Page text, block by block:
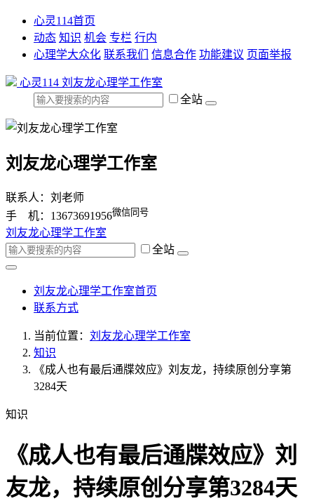
心灵114首页
动态 知识 机会 专栏 行内
心理学大众化 联系我们 信息合作 功能建议 页面举报
心灵114 刘友龙心理学工作室
全站
刘友龙心理学工作室
联系人：刘老师
手 机：13673691956微信同号
刘友龙心理学工作室
全站
刘友龙心理学工作室首页
联系方式
当前位置： 刘友龙心理学工作室
知识
《成人也有最后通牒效应》刘友龙，持续原创分享第
3284天
知识
《成人也有最后通牒效应》刘
友龙，持续原创分享第3284天